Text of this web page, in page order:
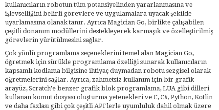
kullanıcıların robotun tüm potansiyelinden yararlanmasına ve
işlevselliğini belirli görevlere ve uygulamalara uyacak şekilde
uyarlamasına olanak tanır. Ayrıca Magician Go, birlikte çalışabilen
çeşitli donanım modüllerini destekleyerek karmaşık ve özelleştirilmiş
görevlerin yürütülmesini sağlar.
Çok yönlü programlama seçeneklerini temel alan Magician Go,
öğretmek için sürükle programlama özelliği sunarak kullanıcıların
kapsamlı kodlama bilgisine ihtiyaç duymadan robotu sezgisel olarak
öğretmelerini sağlar. Ayrıca, zahmetsiz kullanım için bir grafik
arayüz, Scratch'e benzer grafik blok programlama, LUA gibi dilleri
kullanan komut dosyası oluşturma yetenekleri ve C, C#, Python, Kotlin
ve daha fazlası gibi çok çeşitli API'lerle uyumluluk dahil olmak üzere